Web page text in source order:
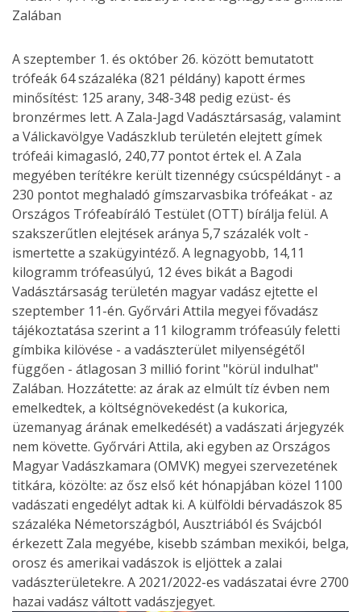
A szeptember 1. és október 26. között bemutatott
trófeák 64 százaléka (821 példány) kapott érmes
minősítést: 125 arany, 348-348 pedig ezüst- és
bronzérmes lett. A Zala-Jagd Vadásztársaság, valamint
a Válickavölgye Vadászklub területén elejtett gímek
trófeái kimagasló, 240,77 pontot értek el. A Zala
megyében terítékre került tizennégy csúcspéldányt - a
230 pontot meghaladó gímszarvasbika trófeákat - az
Országos Trófeabíráló Testület (OTT) bírálja felül. A
szakszerűtlen elejtések aránya 5,7 százalék volt -
ismertette a szakügyintéző. A legnagyobb, 14,11
kilogramm trófeasúlyú, 12 éves bikát a Bagodi
Vadásztársaság területén magyar vadász ejtette el
szeptember 11-én. Győrvári Attila megyei fővadász
tájékoztatása szerint a 11 kilogramm trófeasúly feletti
gímbika kilövése - a vadászterület milyenségétől
függően - átlagosan 3 millió forint "körül indulhat"
Zalában. Hozzátette: az árak az elmúlt tíz évben nem
emelkedtek, a költségnövekedést (a kukorica,
üzemanyag árának emelkedését) a vadászati árjegyzék
nem követte. Győrvári Attila, aki egyben az Országos
Magyar Vadászkamara (OMVK) megyei szervezetének
titkára, közölte: az ősz első két hónapjában közel 1100
vadászati engedélyt adtak ki. A külföldi bérvadászok 85
százaléka Németországból, Ausztriából és Svájcból
érkezett Zala megyébe, kisebb számban mexikói, belga,
orosz és amerikai vadászok is eljöttek a zalai
vadászterületekre. A 2021/2022-es vadászatai évre 2700
hazai vadász váltott vadászjegyet.